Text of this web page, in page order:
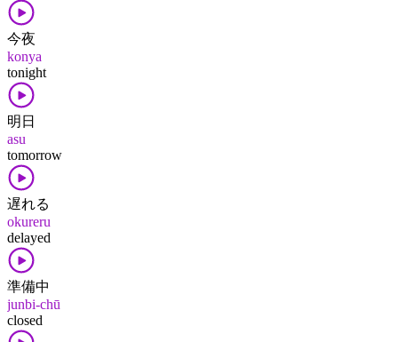
今夜
konya
tonight
明日
asu
tomorrow
遅れる
okureru
delayed
準備中
junbi-chū
closed